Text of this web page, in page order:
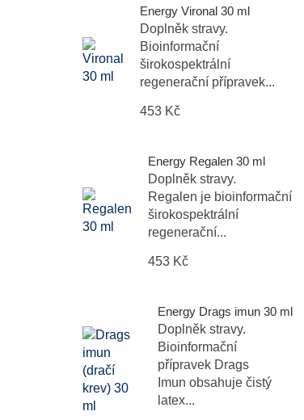
Energy Vironal 30 ml
Doplněk stravy.
Bioinformační
širokospektrální
regenerační přípravek...
453 Kč
Energy Regalen 30 ml
Doplněk stravy.
Regalen je bioinformační
širokospektrální
regenerační...
453 Kč
Energy Drags imun 30 ml
Doplněk stravy.
Bioinformační
přípravek Drags
Imun obsahuje čistý
latex...